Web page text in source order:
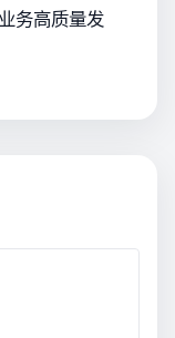
务高质量发